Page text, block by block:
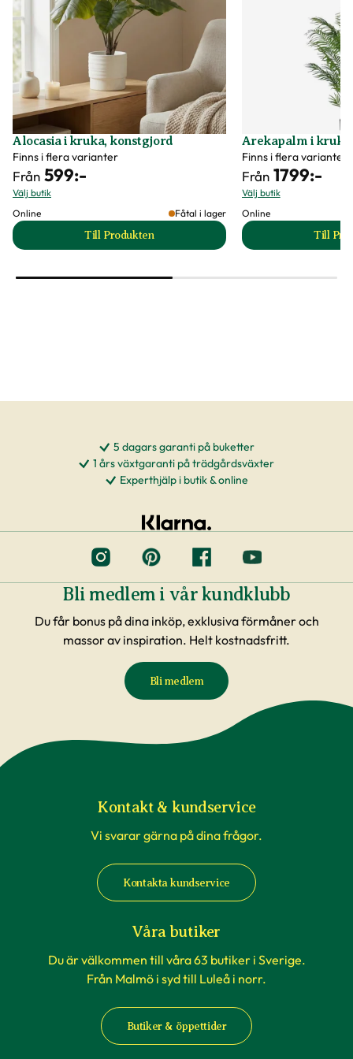
Alocasia i kruka, konstgjord
Finns i flera varianter
Från 599:-
Välj butik
Online
Fåtal i lager
Till Produkten
till Alocasia i kruka, konstgjord produktsida
Arekapalm i
Finns i flera varianter
Från 1799:-
Välj butik
Online
Till
5 dagars garanti på buketter
1 års växtgaranti på trädgårdsväxter
Experthjälp i butik & online
Bli medlem i vår kundklubb
Du får bonus på dina inköp, exklusiva förmåner och
massor av inspiration. Helt kostnadsfritt.
Bli medlem
Kontakt & kundservice
Vi svarar gärna på dina frågor.
Kontakta kundservice
Våra butiker
Du är välkommen till våra 63 butiker i Sverige.
Från Malmö i syd till Luleå i norr.
Butiker & öppettider